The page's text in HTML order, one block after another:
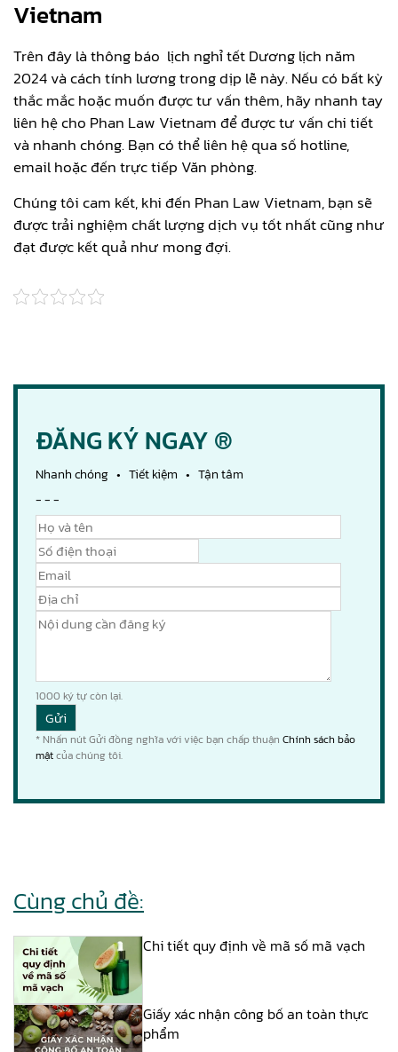
Vietnam
Trên đây là thông báo lịch nghỉ tết Dương lịch năm
2024 và cách tính lương trong dịp lễ này. Nếu có bất kỳ
thắc mắc hoặc muốn được tư vấn thêm, hãy nhanh tay
liên hệ cho Phan Law Vietnam để được tư vấn chi tiết
và nhanh chóng. Bạn có thể liên hệ qua số hotline,
email hoặc đến trực tiếp Văn phòng.
Chúng tôi cam kết, khi đến Phan Law Vietnam, bạn sẽ
được trải nghiệm chất lượng dịch vụ tốt nhất cũng như
đạt được kết quả như mong đợi.
ĐĂNG KÝ NGAY ®
Nhanh chóng • Tiết kiệm • Tận tâm
- - -
1000 ký tự còn lại.
* Nhấn nút Gửi đồng nghĩa với việc bạn chấp thuận Chính sách bảo
mậtcủa chúng tôi.
Cùng chủ đề:
Chi tiết quy định về mã số mã vạch
Giấy xác nhận công bố an toàn thực
phẩm